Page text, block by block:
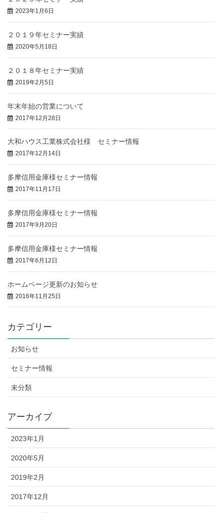
2023年1月6日
２０１９年セミナー実績
2020年5月18日
２０１８年セミナー実績
2019年2月5日
年末年始の営業について
2017年12月28日
大和ハウス工業株式会社様 セミナー情報
2017年12月14日
多摩信用金庫様セミナー情報
2017年11月17日
多摩信用金庫様セミナー情報
2017年9月20日
多摩信用金庫様セミナー情報
2017年6月12日
ホームページ更新のお知らせ
2016年11月25日
カテゴリー
お知らせ
セミナー情報
未分類
アーカイブ
2023年1月
2020年5月
2019年2月
2017年12月